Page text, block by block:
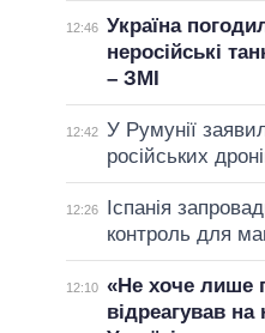
12:46 Україна
неросійські
– ЗМІ
12:42 У Румунії
російських
12:26
Іспанія
контроль для
12:10 «Не хоче лише
відреагував